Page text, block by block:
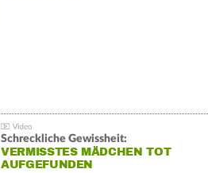
Schreckliche Gewissheit:
VERMISSTES MÄDCHEN TOT
AUFGEFUNDEN